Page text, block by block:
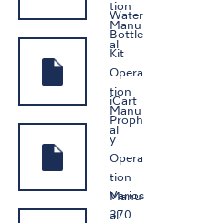
tion
Manu
al
Water
Bottle
Kit
Opera
tion
Manu
al
iCart
Proph
y
Opera
tion
Manu
al
Varios
370